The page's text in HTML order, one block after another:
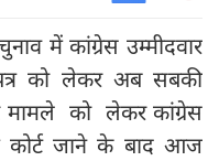
में कांग्रेस उम्मीदवार
को लेकर अब सबकी
मामले को लेकर कांग्रेस
कोर्ट जाने के बाद आज